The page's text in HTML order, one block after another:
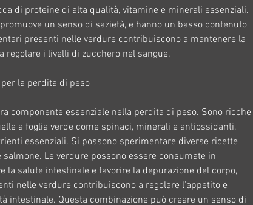
di proteine di alta qualità, vitamine e minerali essenziali.
un senso di sazietà, e hanno un basso contenuto
presenti nelle verdure contribuiscono a mantenere la
regolare i livelli di zucchero nel sangue.
la perdita di peso
componente essenziale nella perdita di peso. Sono ricche
a foglia verde come spinaci, minerali e antiossidanti,
essenziali. Si possono sperimentare diverse ricette
salmone. Le verdure possono essere consumate in
la salute intestinale e favorire la depurazione del corpo,
nelle verdure contribuiscono a regolare l'appetito e
intestinale. Questa combinazione può creare un senso di